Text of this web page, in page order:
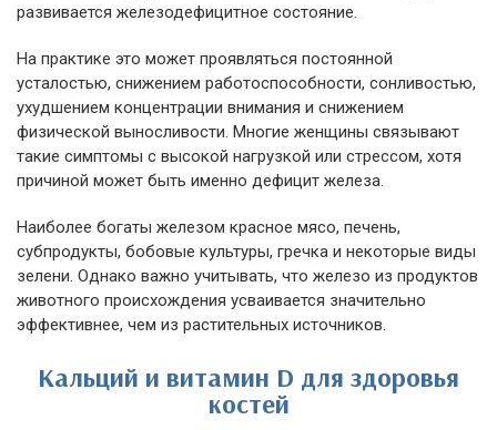
развивается железодефицитное состояние.
На практике это может проявляться постоянной
усталостью, снижением работоспособности, сонливостью,
ухудшением концентрации внимания и снижением
физической выносливости. Многие женщины связывают
такие симптомы с высокой нагрузкой или стрессом, хотя
причиной может быть именно дефицит железа.
Наиболее богаты железом красное мясо, печень,
субпродукты, бобовые культуры, гречка и некоторые виды
зелени. Однако важно учитывать, что железо из продуктов
животного происхождения усваивается значительно
эффективнее, чем из растительных источников.
Кальций и витамин D для здоровья
костей